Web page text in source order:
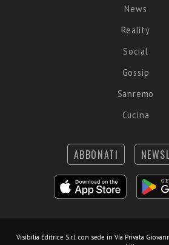
News
Reality
Social
Gossip
Sanremo
Cucina
ABBONATI
Visibilia Editrice S.r.l. con sede in Via Privata